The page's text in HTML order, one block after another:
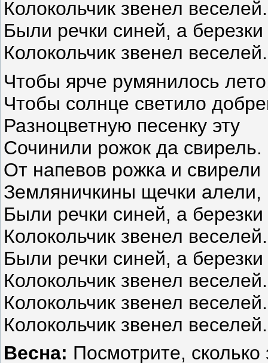
Колокольчик звенел веселей.
Были речки синей, а березки
Колокольчик звенел веселей.
Чтобы ярче румянилось
Чтобы солнце светило
Разноцветную песенку эту
Сочинили рожок да свирель.
От напевов рожка и свирели
Земляничкины щечки алели,
Были речки синей, а березки
Колокольчик звенел веселей.
Были речки синей, а березки
Колокольчик звенел веселей.
Колокольчик звенел веселей.
Колокольчик звенел веселей.
Весна: Посмотрите,